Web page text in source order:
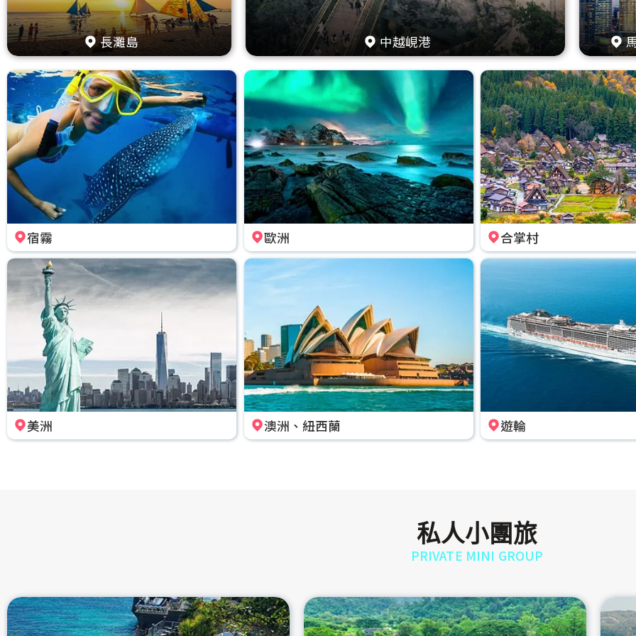
長灘島 中越峴港
宿霧 歐洲 合掌村
美洲 澳洲、紐西蘭 遊輪
私人小團旅
PRIVATE MINI GROUP